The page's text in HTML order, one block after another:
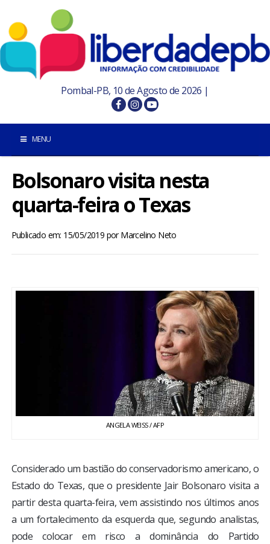
Pombal-PB, 10 de Agosto de 2026 |
MENU
INÍCIO
POMBAL E REGIÃO
PARAÍBA
ENQUETE
FOTOS
COLUNISTAS
Bolsonaro visita nesta
quarta-feira o Texas
Publicado em: 15/05/2019 porMarcelino Neto
ANGELA WEISS / AFP
Considerado um bastião do conservadorismo americano, o
Estado do Texas, que o presidente Jair Bolsonaro visita a
partir desta quarta-feira, vem assistindo nos últimos anos
a um fortalecimento da esquerda que, segundo analistas,
pode colocar em risco a dominância do Partido